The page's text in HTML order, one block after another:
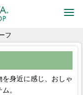
フ
身近に感じ、おしゃ
。